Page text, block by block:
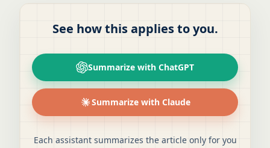
See how this applies to you.
Summarize with ChatGPT
Summarize with Claude
Each assistant summarizes the article only for you